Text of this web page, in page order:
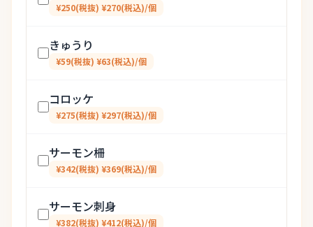
¥250(税抜) ¥270(税込)/個
きゅうり
¥59(税抜) ¥63(税込)/個
コロッケ
¥275(税抜) ¥297(税込)/個
サーモン柵
¥342(税抜) ¥369(税込)/個
サーモン刺身
¥382(税抜) ¥412(税込)/個